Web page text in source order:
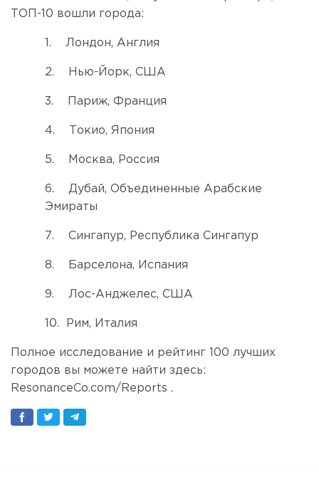
ТОП-10 вошли города:
1. Лондон, Англия
2. Нью-Йорк, США
3. Париж, Франция
4. Токио, Япония
5. Москва, Россия
6.
Дубай, Объединенные Арабские
Эмираты
7. Сингапур, Республика Сингапур
8. Барселона, Испания
9. Лос-Анджелес, США
10. Рим, Италия
Полное исследование и рейтинг 100 лучших
городов вы можете найти здесь:
ResonanceCo.com/Reports .